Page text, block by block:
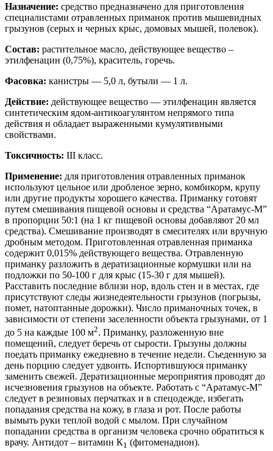
Назначение: средство предназначено для приготовления
специалистами отравленных приманок против мышевидных
грызунов (серых и черных крыс, домовых мышей, полевок).
Состав: растительное масло, действующее вещество –
этилфенацин (0,75%), краситель, горечь.
Фасовка: канистры — 5,0 л, бутыли — 1 л.
Действие: действующее вещество — этилфенацин является
синтетическим ядом-антикоагулянтом непрямого типа
действия и обладает выраженными кумулятивными
свойствами.
Токсичность: III класс.
Применение: для приготовления отравленных приманок
используют цельное или дробленое зерно, комбикорм, крупу
или другие продукты хорошего качества. Приманку готовят
путем смешивания пищевой основы и средства “Аратамус-М”
в пропорции 50:1 (на 1 кг пищевой основы добавляют 20 мл
средства). Смешивание производят в смесителях или вручную
дробным методом. Приготовленная отравленная приманка
содержит 0,015% действующего вещества. Отравленную
приманку разложить в дератизационные кормушки или на
подложки по 50-100 г для крыс (15-30 г для мышей).
Расставить последние вблизи нор, вдоль стен и в местах, где
присутствуют следы жизнедеятельности грызунов (погрызы,
помет, натоптанные дорожки). Число приманочных точек, в
зависимости от степени заселенности объекта грызунами, от 1
до 5 на каждые 100 м2. Приманку, разложенную вне
помещений, следует беречь от сырости. Грызуны должны
поедать приманку ежедневно в течение недели. Съеденную за
день порцию следует удвоить. Испортившуюся приманку
заменить свежей. Дератизационные мероприятия проводят до
исчезновения грызунов на объекте. Работать с “Аратамус-М”
следует в резиновых перчатках и в спецодежде, избегать
попадания средства на кожу, в глаза и рот. После работы
вымыть руки теплой водой с мылом. При случайном
попадании средства в организм человека срочно обратиться к
врачу. Антидот – витамин К1 (фитоменадион).